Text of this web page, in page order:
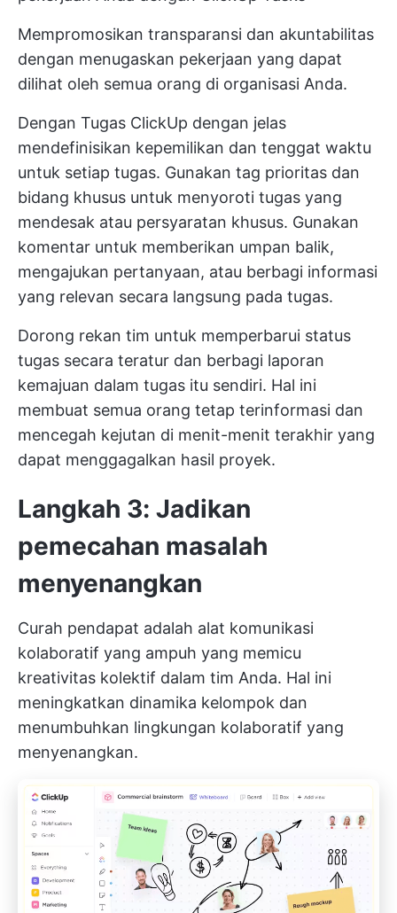
Mempromosikan transparansi dan akuntabilitas
dengan menugaskan pekerjaan yang dapat
dilihat oleh semua orang di organisasi Anda.
Dengan Tugas ClickUp dengan jelas
mendefinisikan kepemilikan dan tenggat waktu
untuk setiap tugas. Gunakan tag prioritas dan
bidang khusus untuk menyoroti tugas yang
mendesak atau persyaratan khusus. Gunakan
komentar untuk memberikan umpan balik,
mengajukan pertanyaan, atau berbagi informasi
yang relevan secara langsung pada tugas.
Dorong rekan tim untuk memperbarui status
tugas secara teratur dan berbagi laporan
kemajuan dalam tugas itu sendiri. Hal ini
membuat semua orang tetap terinformasi dan
mencegah kejutan di menit-menit terakhir yang
dapat menggagalkan hasil proyek.
Langkah 3: Jadikan
pemecahan masalah
menyenangkan
Curah pendapat adalah alat komunikasi
kolaboratif yang ampuh yang memicu
kreativitas kolektif dalam tim Anda. Hal ini
meningkatkan dinamika kelompok dan
menumbuhkan lingkungan kolaboratif yang
menyenangkan.